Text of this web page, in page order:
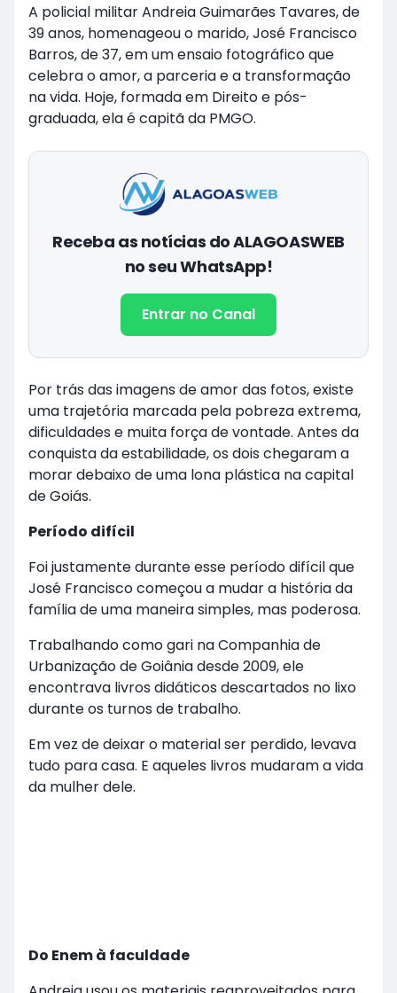
A policial militar Andreia Guimarães Tavares, de
39 anos, homenageou o marido, José Francisco
Barros, de 37, em um ensaio fotográfico que
celebra o amor, a parceria e a transformação
na vida. Hoje, formada em Direito e pós-
graduada, ela é capitã da PMGO.
Receba as notícias do ALAGOASWEB
no seu WhatsApp!
Entrar no Canal
Por trás das imagens de amor das fotos, existe
uma trajetória marcada pela pobreza extrema,
dificuldades e muita força de vontade. Antes da
conquista da estabilidade, os dois chegaram a
morar debaixo de uma lona plástica na capital
de Goiás.
Período difícil
Foi justamente durante esse período difícil que
José Francisco começou a mudar a história da
família de uma maneira simples, mas poderosa.
Trabalhando como gari na Companhia de
Urbanização de Goiânia desde 2009, ele
encontrava livros didáticos descartados no lixo
durante os turnos de trabalho.
Em vez de deixar o material ser perdido, levava
tudo para casa. E aqueles livros mudaram a vida
da mulher dele.
Do Enem à faculdade